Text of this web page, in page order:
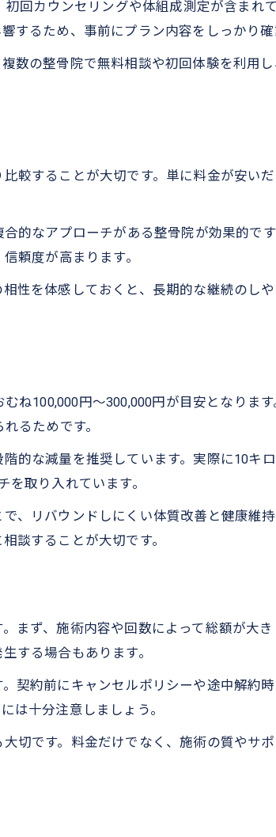
の利用法
ログラムの期間
エットの効果
痩せる方法
サポート体制
グラムの選び方
見極め方
果を出す方法
回カウンセリングや体組成測定が含まれ
するため、事前にプラン内容をしっかり確
数の整骨院で無料相談や初回体験を利用
較することが大切です。単に料金が安い
的なアプローチがある整骨院が効果的で
頼度が高まります。
性を体感しておくと、長期的な継続のし
ね100,000円～300,000円が目安となりま
るためです。
的な減量を推奨しています。実際に10キ
取り入れています。
、リバウンドしにくい体質改善と健康維
談することが大切です。
まず、施術内容や回数によって総額が大
する場合もあります。
契約前にキャンセルポリシーや途中解約
は十分注意しましょう。
切です。料金だけでなく、施術の質やサ